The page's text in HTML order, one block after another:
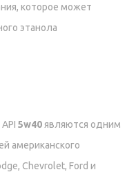
которое может
этанола
5w40 являются одним
американского
Chevrolet, Ford и